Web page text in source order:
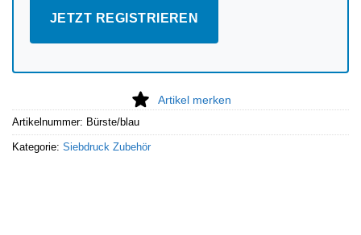
JETZT REGISTRIEREN
Artikel merken
Artikelnummer: Bürste/blau
Kategorie: Siebdruck Zubehör